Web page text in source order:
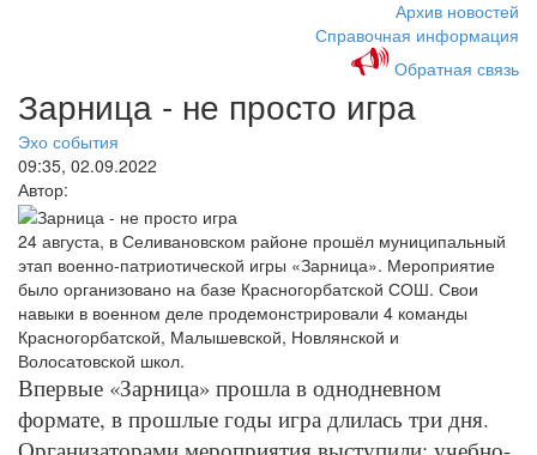
Архив новостей
Справочная информация
Обратная связь
Зарница - не просто игра
Эхо события
09:35, 02.09.2022
Автор:
24 августа, в Селивановском районе прошёл муниципальный
этап военно-патриотической игры «Зарница». Мероприятие
было организовано на базе Красногорбатской СОШ. Свои
навыки в военном деле продемонстрировали 4 команды
Красногорбатской, Малышевской, Новлянской и
Волосатовской школ.
Впервые «Зарница» прошла в однодневном
формате, в прошлые годы игра длилась три дня.